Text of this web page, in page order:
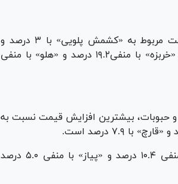
از سویی دیگر، در گروه میوه و خشکبار، بیشترین افزایش قیمت مربوط به «کشمش پلویی» با ۳ درصد و
بیشترین کاهش قیمت مربوط به «هندوانه» با منفی ۲۳ درصد، «خربزه» با منفی۱۹.۲ درصد و «هلو» با منفی
و حبوبات، بیشترین افزایش قیمت نسبت به
همچنین، بیشترین کاهش قیمت مربوط به «گوجه فرنگی» با منفی ۱۰.۴ درصد و «پیاز» با منفی ۵.۰ درصد